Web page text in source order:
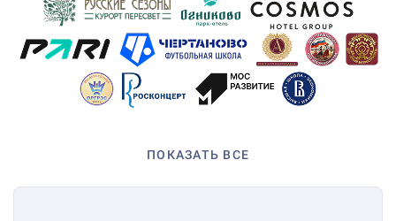
ПОКАЗАТЬ ВСЕ